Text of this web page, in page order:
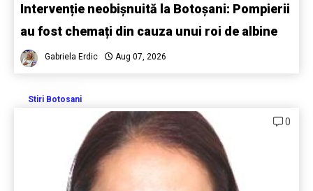
Intervenție neobișnuită la Botoșani: Pompierii
au fost chemați din cauza unui roi de albine
Gabriela Erdic Aug 07, 2026
Stiri Botosani
0